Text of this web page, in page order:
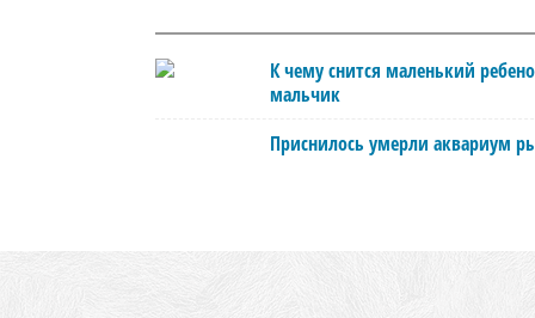
К чему снится маленький
мальчик
Приснилось умерли аквариум